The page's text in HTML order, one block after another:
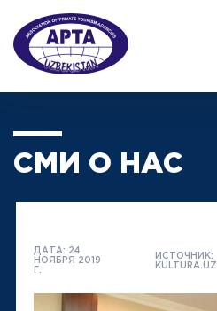
СМИ О НАС
ДАТА: 24
НОЯБРЯ 2019
Г.
ИСТОЧНИК:
KULTURA.UZ